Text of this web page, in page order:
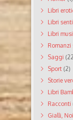
Libri
Libri
Libri
Romanzi
Saggi
Sport (2)
Storie
Libri
Racconti
Gialli,